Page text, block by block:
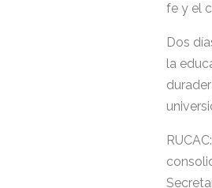
fe y el
Dos
la